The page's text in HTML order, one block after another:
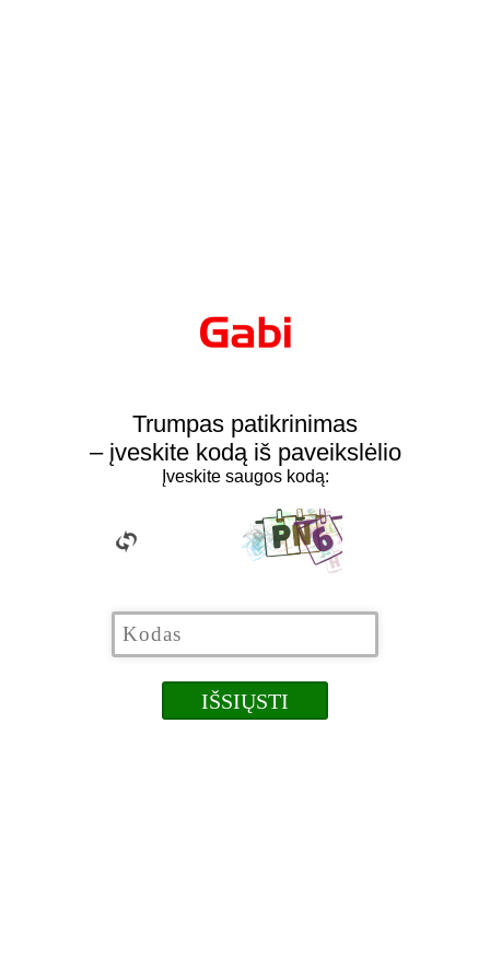
Trumpas patikrinimas
– įveskite kodą iš paveikslėlio
Įveskite saugos kodą: